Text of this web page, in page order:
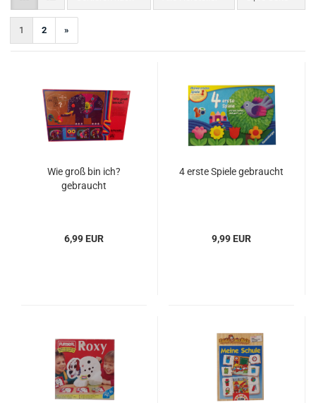
1 2 »
Wie groß bin ich?
gebraucht
6,99 EUR
4 erste Spiele gebraucht
9,99 EUR